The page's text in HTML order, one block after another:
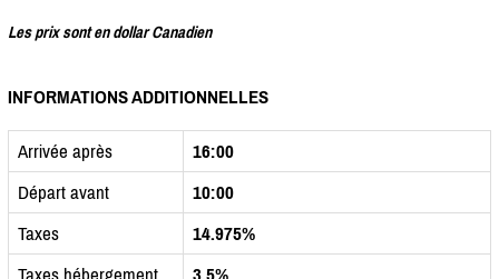
Les prix sont en dollar Canadien
INFORMATIONS ADDITIONNELLES
Arrivée après
16:00
Départ avant
10:00
Taxes
14.975%
Taxes hébergement
3.5%